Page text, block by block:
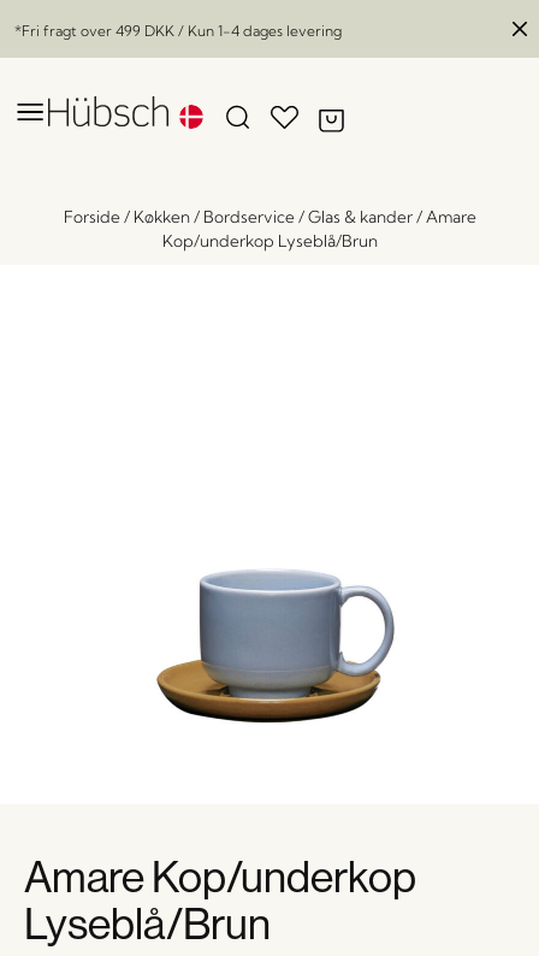
*Fri fragt over 499 DKK / Kun 1-4 dages levering
Forside/ Køkken/ Bordservice/Glas & kander/ Amare
Kop/underkop Lyseblå/Brun
Amare Kop/underkop
Lyseblå/Brun